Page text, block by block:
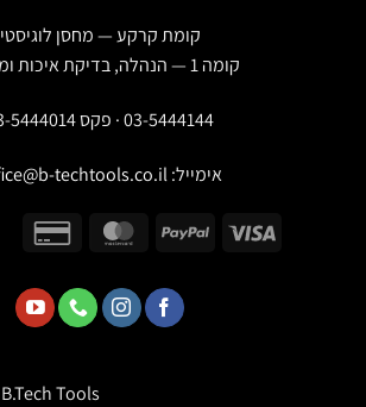
קומת קרקע — מחסן לוגיסטי
03-5444144 · פקס 03-5444014
אימייל:office@b-techtools.co.il
© B.Tech Tools